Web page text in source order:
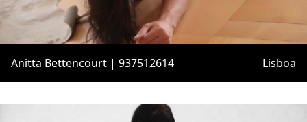
Anitta Bettencourt | 937512614 Lisboa